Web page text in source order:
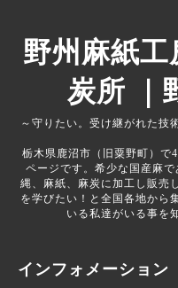
野州麻紙
炭所 ｜
～守りたい。受け継がれた技
栃木県鹿沼市（旧粟野町）で
ページです。希少な国産麻
縄、麻紙、麻炭に加工し販売
を学びたい！と全国各地から
いる私達がいる事を
インフォメーション